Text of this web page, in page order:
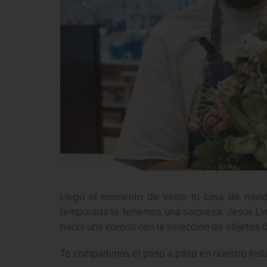
Llegó el momento de vestir tu casa de
temporada te tenemos una sorpresa: Jesús
hacer una corona con la selección de objetos
Te compartimos el paso a paso en nuestro